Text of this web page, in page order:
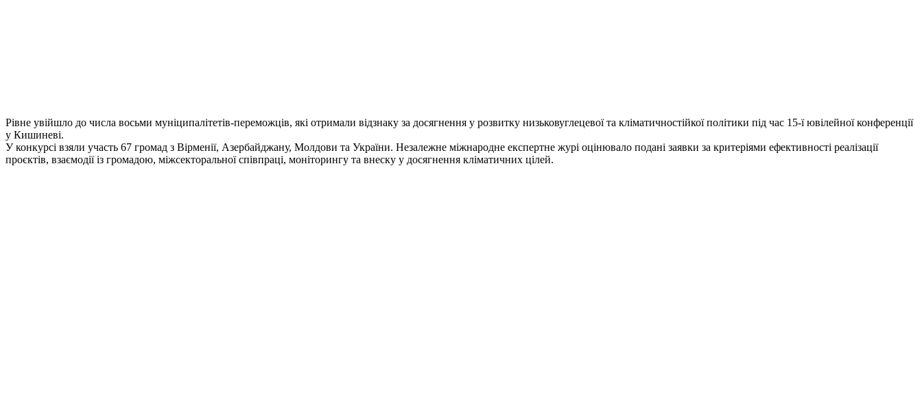
Рівне увійшло до числа восьми муніципалітетів-переможців, які отримали відзнаку за досягнення у розвитку низьковуглецевої та кліматичностійкої політики під час 15-ї ювілейної конференції
у Кишиневі.
У конкурсі взяли участь 67 громад з Вірменії, Азербайджану, Молдови та України. Незалежне міжнародне експертне журі оцінювало подані заявки за критеріями ефективності реалізації
проєктів, взаємодії із громадою, міжсекторальної співпраці, моніторингу та внеску у досягнення кліматичних цілей.